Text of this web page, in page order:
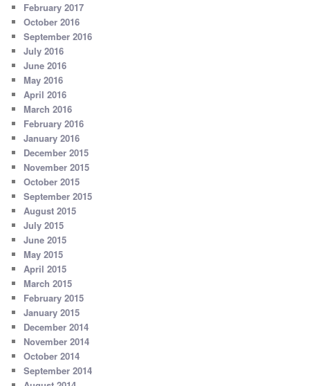
February 2017
October 2016
September 2016
July 2016
June 2016
May 2016
April 2016
March 2016
February 2016
January 2016
December 2015
November 2015
October 2015
September 2015
August 2015
July 2015
June 2015
May 2015
April 2015
March 2015
February 2015
January 2015
December 2014
November 2014
October 2014
September 2014